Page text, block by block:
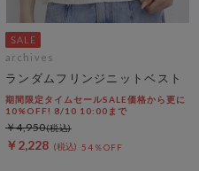
archives
ランダムフリンジニットベスト
期間限定タイムセールSALE価格から更に
10%OFF! 8/10 10:00まで
￥2,228 54％OFF
￥4,950